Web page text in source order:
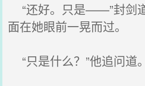
“还好。只是——”封剑
面在她眼前一晃而过。
“只是什么？”他追问道。